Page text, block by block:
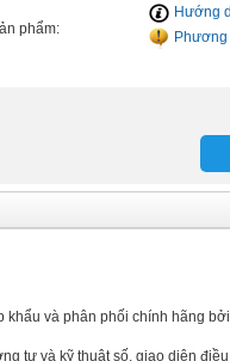
phẩm:
Hướng
khẩu và phân phối chính hãng bởi
tự và kỹ thuật số, giao diện